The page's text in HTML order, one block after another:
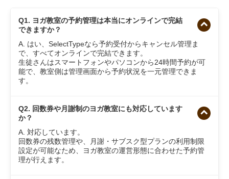
Q1. ヨガ教室の予約管理は本当にオンラインで完結
できますか？
A. はい、SelectTypeなら予約受付からキャンセル管理ま
で、すべてオンラインで完結できます。
生徒さんはスマートフォンやパソコンから24時間予約が可
能で、教室側は管理画面から予約状況を一元管理できま
す。
Q2. 回数券や月謝制のヨガ教室にも対応しています
か？
A. 対応しています。
回数券の残数管理や、月謝・サブスク型プランの利用制限
設定が可能なため、ヨガ教室の運営形態に合わせた予約管
理が行えます。